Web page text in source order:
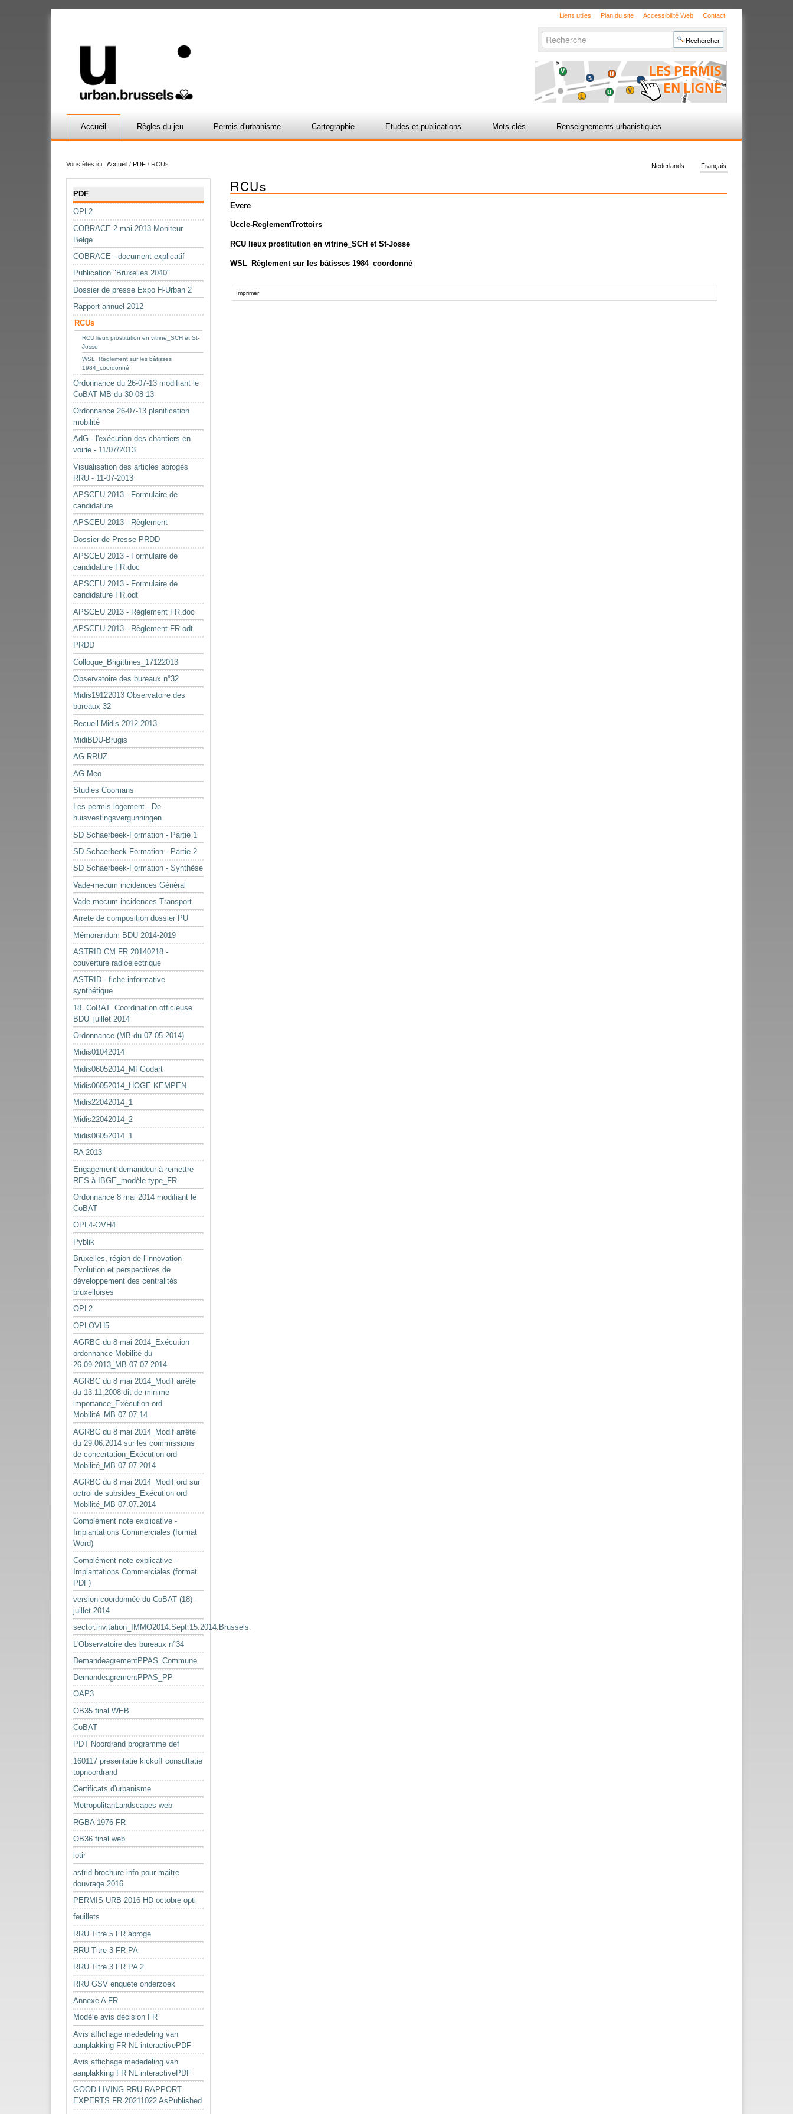
Liens utiles Plan du site Accessibilité Web Contact
Chercher par
avancée…
Accueil Règles du jeu Permis d'urbanisme Cartographie Etudes et publications Mots-clés Renseignements urbanistiques
Vous êtes ici : Accueil / PDF / RCUs Français
Nederlands
PDF
OPL2
COBRACE 2 mai 2013 Moniteur
Belge
COBRACE - document explicatif
Publication "Bruxelles 2040"
Dossier de presse Expo H-Urban 2
Rapport annuel 2012
RCUs
RCU lieux prostitution en vitrine_SCH et St-
Josse
WSL_Règlement sur les bâtisses
1984_coordonné
Ordonnance du 26-07-13 modifiant le
CoBAT MB du 30-08-13
Ordonnance 26-07-13 planification
mobilité
AdG - l'exécution des chantiers en
voirie - 11/07/2013
Visualisation des articles abrogés
RRU - 11-07-2013
APSCEU 2013 - Formulaire de
candidature
APSCEU 2013 - Règlement
Dossier de Presse PRDD
APSCEU 2013 - Formulaire de
candidature FR.doc
APSCEU 2013 - Formulaire de
candidature FR.odt
APSCEU 2013 - Règlement FR.doc
APSCEU 2013 - Règlement FR.odt
PRDD
Colloque_Brigittines_17122013
Observatoire des bureaux n°32
Midis19122013 Observatoire des
bureaux 32
Recueil Midis 2012-2013
MidiBDU-Brugis
AG RRUZ
AG Meo
Studies Coomans
Les permis logement - De
huisvestingsvergunningen
SD Schaerbeek-Formation - Partie 1
SD Schaerbeek-Formation - Partie 2
SD Schaerbeek-Formation - Synthèse
Vade-mecum incidences Général
Vade-mecum incidences Transport
Arrete de composition dossier PU
Mémorandum BDU 2014-2019
ASTRID CM FR 20140218 -
couverture radioélectrique
ASTRID - fiche informative
synthétique
18. CoBAT_Coordination officieuse
BDU_juillet 2014
Ordonnance (MB du 07.05.2014)
Midis01042014
Midis06052014_MFGodart
Midis06052014_HOGE KEMPEN
Midis22042014_1
Midis22042014_2
Midis06052014_1
RA 2013
Engagement demandeur à remettre
RES à IBGE_modèle type_FR
Ordonnance 8 mai 2014 modifiant le
CoBAT
OPL4-OVH4
Pyblik
Bruxelles, région de l’innovation
Évolution et perspectives de
développement des centralités
bruxelloises
OPL2
OPLOVH5
AGRBC du 8 mai 2014_Exécution
ordonnance Mobilité du
26.09.2013_MB 07.07.2014
AGRBC du 8 mai 2014_Modif arrêté
du 13.11.2008 dit de minime
importance_Exécution ord
Mobilité_MB 07.07.14
AGRBC du 8 mai 2014_Modif arrêté
du 29.06.2014 sur les commissions
de concertation_Exécution ord
Mobilité_MB 07.07.2014
AGRBC du 8 mai 2014_Modif ord sur
octroi de subsides_Exécution ord
Mobilité_MB 07.07.2014
Complément note explicative -
Implantations Commerciales (format
Word)
Complément note explicative -
Implantations Commerciales (format
PDF)
version coordonnée du CoBAT (18) -
juillet 2014
sector.invitation_IMMO2014.Sept.15.2014.Brussels.
L'Observatoire des bureaux n°34
DemandeagrementPPAS_Commune
DemandeagrementPPAS_PP
OAP3
OB35 final WEB
CoBAT
PDT Noordrand programme def
160117 presentatie kickoff consultatie
topnoordrand
Certificats d'urbanisme
MetropolitanLandscapes web
RGBA 1976 FR
OB36 final web
lotir
astrid brochure info pour maitre
douvrage 2016
PERMIS URB 2016 HD octobre opti
feuillets
RRU Titre 5 FR abroge
RRU Titre 3 FR PA
RRU Titre 3 FR PA 2
RRU GSV enquete onderzoek
Annexe A FR
Modèle avis décision FR
Avis affichage mededeling van
aanplakking FR NL interactivePDF
Avis affichage mededeling van
aanplakking FR NL interactivePDF
GOOD LIVING RRU RAPPORT
EXPERTS FR 20211022 AsPublished
RCUs
Evere
Uccle-ReglementTrottoirs
RCU lieux prostitution en vitrine_SCH et St-Josse
WSL_Règlement sur les bâtisses 1984_coordonné
surImprimer